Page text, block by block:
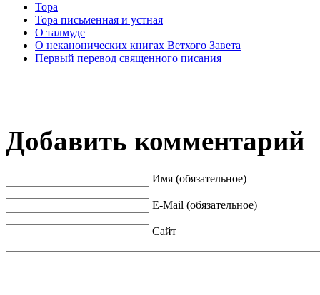
Тора
Тора письменная и устная
О талмуде
О неканонических книгах Ветхого Завета
Первый перевод священного писания
Добавить комментарий
Имя (обязательное)
E-Mail (обязательное)
Сайт